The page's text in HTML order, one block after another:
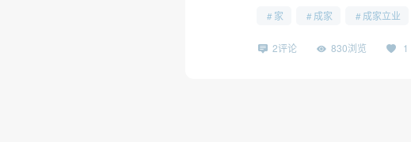
家 成家 成家立业
2评论 830浏览 1